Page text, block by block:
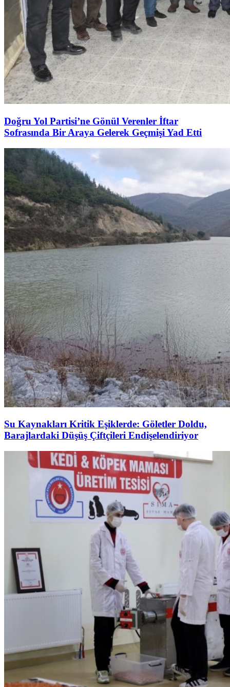
Doğru Yol Partisi’ne Gönül Verenler İftar
Sofrasında Bir Araya Gelerek Geçmişi Yad Etti
Su Kaynakları Kritik Eşiklerde: Göletler Doldu,
Barajlardaki Düşüş Çiftçileri Endişelendiriyor